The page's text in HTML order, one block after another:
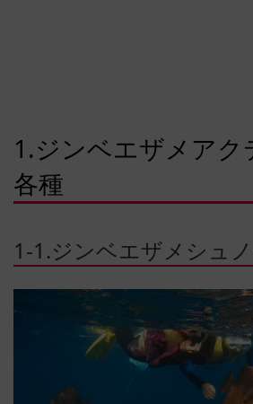
1.ジンベエザメアク
各種
1-1.ジンベエザメシュ